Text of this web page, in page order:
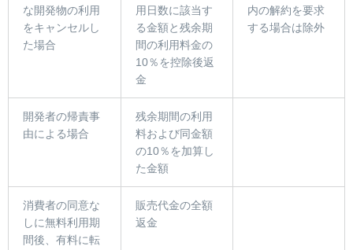
な開発物の利用
をキャンセルし
た場合
用日数に該当す
る金額と残余期
間の利用料金の
10％を控除後返
金
内の解約を要求
する場合は除外
開発者の帰責事
由による場合
残余期間の利用
料および同金額
の10％を加算し
た金額
消費者の同意な
しに無料利用期
間後、有料に転
販売代金の全額
返金